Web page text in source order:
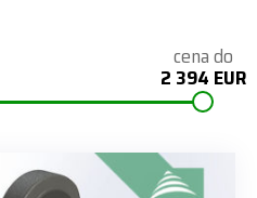
cena do
2 394 EUR